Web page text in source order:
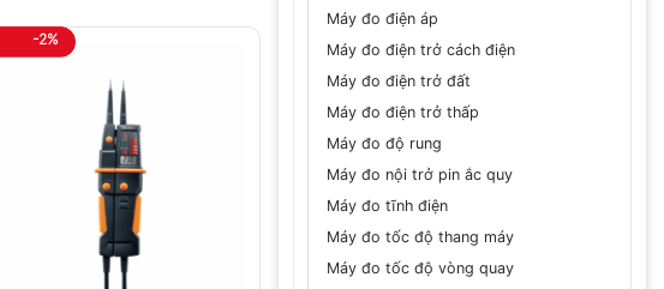
Máy đo điện áp
Máy đo điện trở cách điện
Máy đo điện trở đất
Máy đo điện trở thấp
Máy đo độ rung
Máy đo nội trở pin ắc quy
Máy đo tĩnh điện
Máy đo tốc độ thang máy
Máy đo tốc độ vòng quay
-2%